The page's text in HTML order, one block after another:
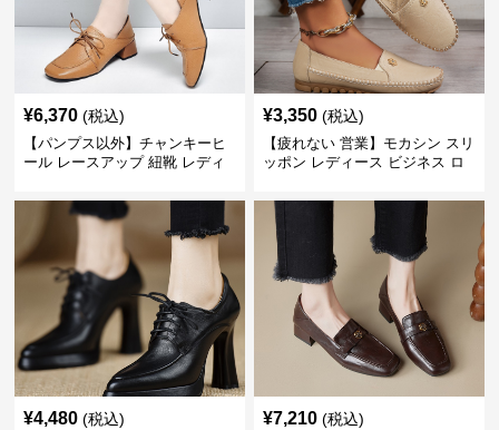
¥6,370 (税込)
【パンプス以外】チャンキーヒ
ール レースアップ 紐靴 レディ
ーツ スクエアトゥ 歩きやすい
¥3,350 (税込)
【疲れない 営業】モカシン スリ
ッポン レディース ビジネス ロ
ジュアル パンプス以外
¥4,480 (税込) ¥7,210 (税込)